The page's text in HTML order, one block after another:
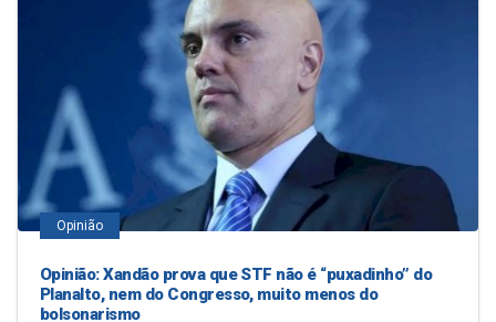
Opinião
Opinião: Xandão prova que STF não é “puxadinho” do
Planalto, nem do Congresso, muito menos do
bolsonarismo